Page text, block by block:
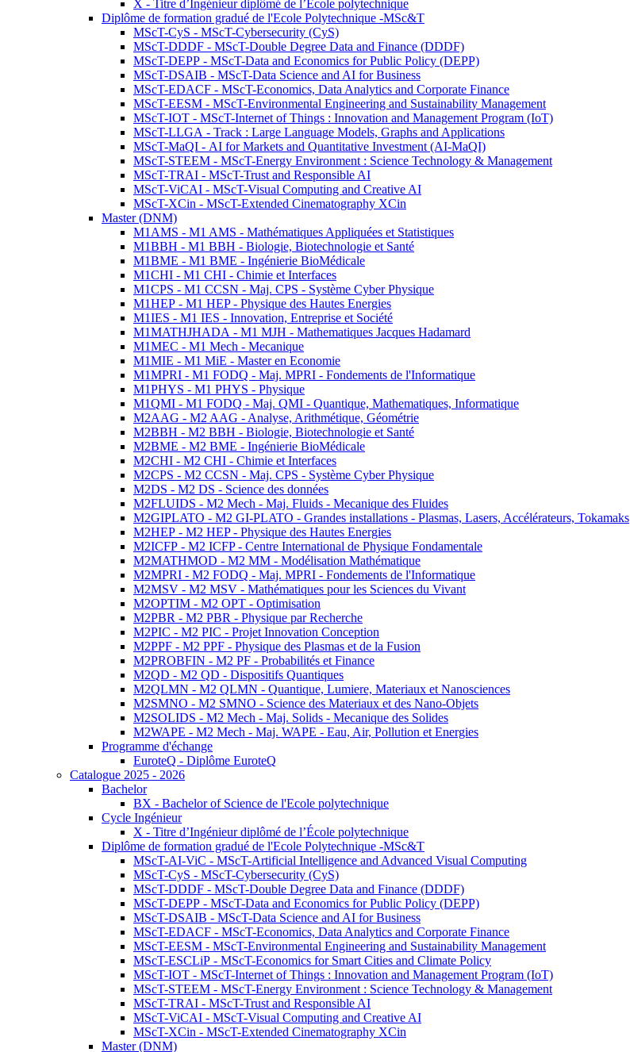
X - Titre d’Ingénieur diplômé de l’École polytechnique
Diplôme de formation gradué de l'Ecole Polytechnique -MSc&T
MScT-CyS - MScT-Cybersecurity (CyS)
MScT-DDDF - MScT-Double Degree Data and Finance (DDDF)
MScT-DEPP - MScT-Data and Economics for Public Policy (DEPP)
MScT-DSAIB - MScT-Data Science and AI for Business
MScT-EDACF - MScT-Economics, Data Analytics and Corporate Finance
MScT-EESM - MScT-Environmental Engineering and Sustainability Management
MScT-IOT - MScT-Internet of Things : Innovation and Management Program (IoT)
MScT-LLGA - Track : Large Language Models, Graphs and Applications
MScT-MaQI - AI for Markets and Quantitative Investment (AI-MaQI)
MScT-STEEM - MScT-Energy Environment : Science Technology & Management
MScT-TRAI - MScT-Trust and Responsible AI
MScT-ViCAI - MScT-Visual Computing and Creative AI
MScT-XCin - MScT-Extended Cinematography XCin
Master (DNM)
M1AMS - M1 AMS - Mathématiques Appliquées et Statistiques
M1BBH - M1 BBH - Biologie, Biotechnologie et Santé
M1BME - M1 BME - Ingénierie BioMédicale
M1CHI - M1 CHI - Chimie et Interfaces
M1CPS - M1 CCSN - Maj. CPS - Système Cyber Physique
M1HEP - M1 HEP - Physique des Hautes Energies
M1IES - M1 IES - Innovation, Entreprise et Société
M1MATHJHADA - M1 MJH - Mathematiques Jacques Hadamard
M1MEC - M1 Mech - Mecanique
M1MIE - M1 MiE - Master en Economie
M1MPRI - M1 FODQ - Maj. MPRI - Fondements de l'Informatique
M1PHYS - M1 PHYS - Physique
M1QMI - M1 FODQ - Maj. QMI - Quantique, Mathematiques, Informatique
M2AAG - M2 AAG - Analyse, Arithmétique, Géométrie
M2BBH - M2 BBH - Biologie, Biotechnologie et Santé
M2BME - M2 BME - Ingénierie BioMédicale
M2CHI - M2 CHI - Chimie et Interfaces
M2CPS - M2 CCSN - Maj. CPS - Système Cyber Physique
M2DS - M2 DS - Science des données
M2FLUIDS - M2 Mech - Maj. Fluids - Mecanique des Fluides
M2GIPLATO - M2 GI-PLATO - Grandes installations - Plasmas, Lasers, Accélérateurs, Tokamaks
M2HEP - M2 HEP - Physique des Hautes Energies
M2ICFP - M2 ICFP - Centre International de Physique Fondamentale
M2MATHMOD - M2 MM - Modélisation Mathématique
M2MPRI - M2 FODQ - Maj. MPRI - Fondements de l'Informatique
M2MSV - M2 MSV - Mathématiques pour les Sciences du Vivant
M2OPTIM - M2 OPT - Optimisation
M2PBR - M2 PBR - Physique par Recherche
M2PIC - M2 PIC - Projet Innovation Conception
M2PPF - M2 PPF - Physique des Plasmas et de la Fusion
M2PROBFIN - M2 PF - Probabilités et Finance
M2QD - M2 QD - Dispositifs Quantiques
M2QLMN - M2 QLMN - Quantique, Lumiere, Materiaux et Nanosciences
M2SMNO - M2 SMNO - Science des Materiaux et des Nano-Objets
M2SOLIDS - M2 Mech - Maj. Solids - Mecanique des Solides
M2WAPE - M2 Mech - Maj. WAPE - Eau, Air, Pollution et Energies
Programme d'échange
EuroteQ - Diplôme EuroteQ
Catalogue 2025 - 2026
Bachelor
BX - Bachelor of Science de l'Ecole polytechnique
Cycle Ingénieur
X - Titre d’Ingénieur diplômé de l’École polytechnique
Diplôme de formation gradué de l'Ecole Polytechnique -MSc&T
MScT-AI-ViC - MScT-Artificial Intelligence and Advanced Visual Computing
MScT-CyS - MScT-Cybersecurity (CyS)
MScT-DDDF - MScT-Double Degree Data and Finance (DDDF)
MScT-DEPP - MScT-Data and Economics for Public Policy (DEPP)
MScT-DSAIB - MScT-Data Science and AI for Business
MScT-EDACF - MScT-Economics, Data Analytics and Corporate Finance
MScT-EESM - MScT-Environmental Engineering and Sustainability Management
MScT-ESCLiP - MScT-Economics for Smart Cities and Climate Policy
MScT-IOT - MScT-Internet of Things : Innovation and Management Program (IoT)
MScT-STEEM - MScT-Energy Environment : Science Technology & Management
MScT-TRAI - MScT-Trust and Responsible AI
MScT-ViCAI - MScT-Visual Computing and Creative AI
MScT-XCin - MScT-Extended Cinematography XCin
Master (DNM)